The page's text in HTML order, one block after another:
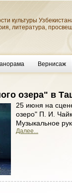
культуры
литература,
Вернисаж
озера" в
25 июня на
озеро" П. И.
Музыкальное
Далее...